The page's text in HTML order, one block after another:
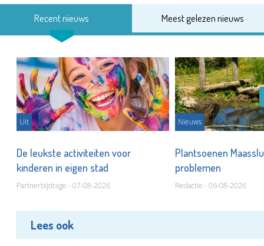
Recent nieuws Meest gelezen nieuws
Uit
De leukste activiteiten voor
kinderen in eigen stad
Partnerbijdrage - 07-08-2026
Nieuws
Plantsoenen
problemen
Redactie - 06-08-2026
Lees ook